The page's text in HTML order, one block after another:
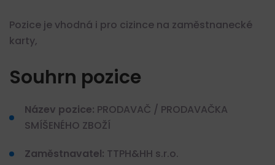
Pozice je vhodná i pro cizince na zaměstnanecké
karty,
Souhrn pozice
Název pozice: PRODAVAČ / PRODAVAČKA
SMÍŠENÉHO ZBOŽÍ
Zaměstnavatel: TTPH&HH s.r.o.